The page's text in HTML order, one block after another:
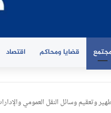
قضايا ومحاكم اقتصاد
وتعقيم وسائل النقل العمومي